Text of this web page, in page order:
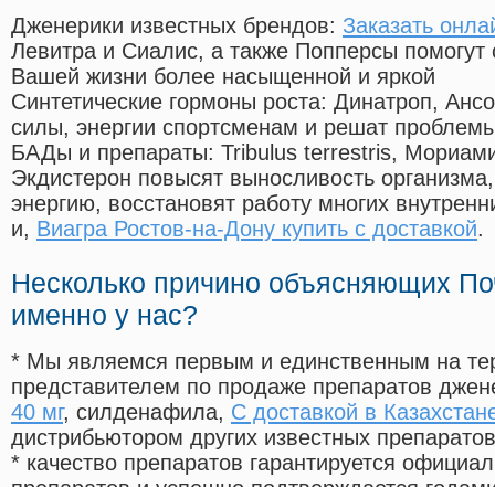
Дженерики известных брендов: Заказать
Левитра и Сиалис, а также Попперсы помогут
Вашей жизни более насыщенной и яркой
Синтетические гормоны роста: Динатроп,
силы, энергии спортсменам и решат
БАДы и препараты: Tribulus terrestris,
Экдистерон повысят выносливость
энергию, восстановят работу многих
и, Виагра Ростов-на-Дону купить с доставкой.
Несколько причино объясняющих
именно у нас?
* Мы являемся первым и единственным на
представителем по продаже препаратов
40 мг, силденафила, С доставкой в
дистрибьютором других известных препаратов
* качество препаратов гарантируется